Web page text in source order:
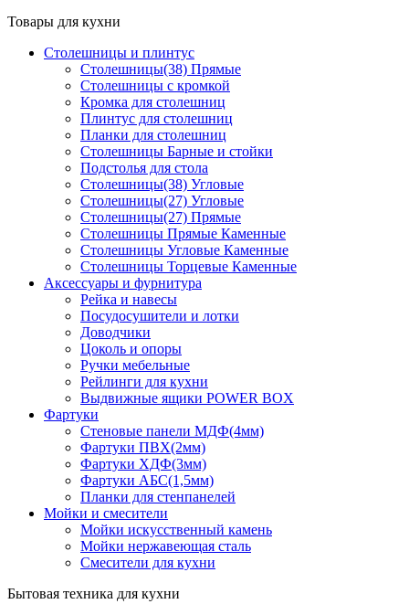
Товары для кухни
Столешницы и плинтус
Столешницы(38) Прямые
Столешницы с кромкой
Кромка для столешниц
Плинтус для столешниц
Планки для столешниц
Столешницы Барные и стойки
Подстолья для стола
Столешницы(38) Угловые
Столешницы(27) Угловые
Столешницы(27) Прямые
Столешницы Прямые Каменные
Столешницы Угловые Каменные
Столешницы Торцевые Каменные
Аксессуары и фурнитура
Рейка и навесы
Посудосушители и лотки
Доводчики
Цоколь и опоры
Ручки мебельные
Рейлинги для кухни
Выдвижные ящики POWER BOX
Фартуки
Стеновые панели МДФ(4мм)
Фартуки ПВХ(2мм)
Фартуки ХДФ(3мм)
Фартуки АБС(1,5мм)
Планки для стенпанелей
Мойки и смесители
Мойки искусственный камень
Мойки нержавеющая сталь
Смесители для кухни
Бытовая техника для кухни